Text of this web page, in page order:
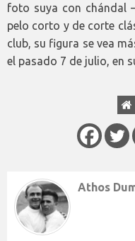
foto suya con chándal
pelo corto y de corte
club, su figura se vea
el pasado 7 de julio, en
Athos